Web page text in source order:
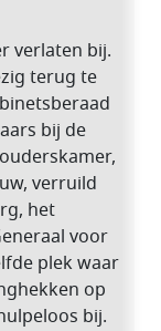
verlaten bij.
terug te
bij de
verruild
het
voor
plek waar
op
bij.